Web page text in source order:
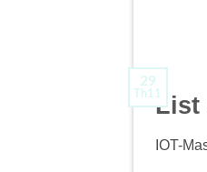
29
Th11List
IOT-